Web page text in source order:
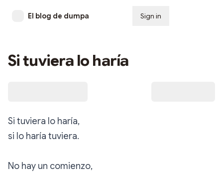
El blog de dumpa Sign in
Si tuviera lo haría
Si tuviera lo haría,
si lo haría tuviera.
No hay un comienzo,